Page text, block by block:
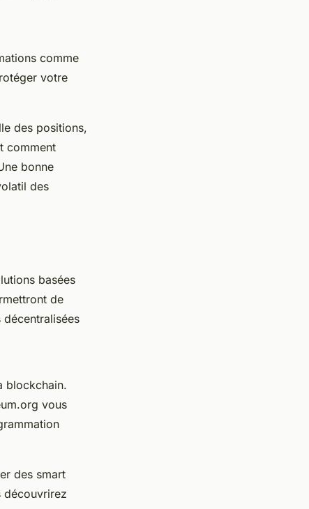
comme
votre
des positions,
comment
bonne
des
basées
de
blockchain.
vous
des smart
découvrirez